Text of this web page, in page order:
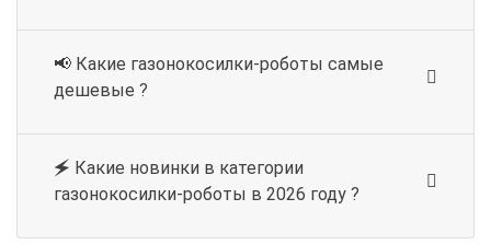
идеальном состоянии без лишних усилий.
Где купить газонокосилку робот
самоходных моделей газонокосилок по выгодным
ценам. Консультанты помогут вам определиться с
📢 Какие газонокосилки-роботы самые
дешевые ?
🗲 Какие новинки в категории
газонокосилки-роботы в 2026 году ?